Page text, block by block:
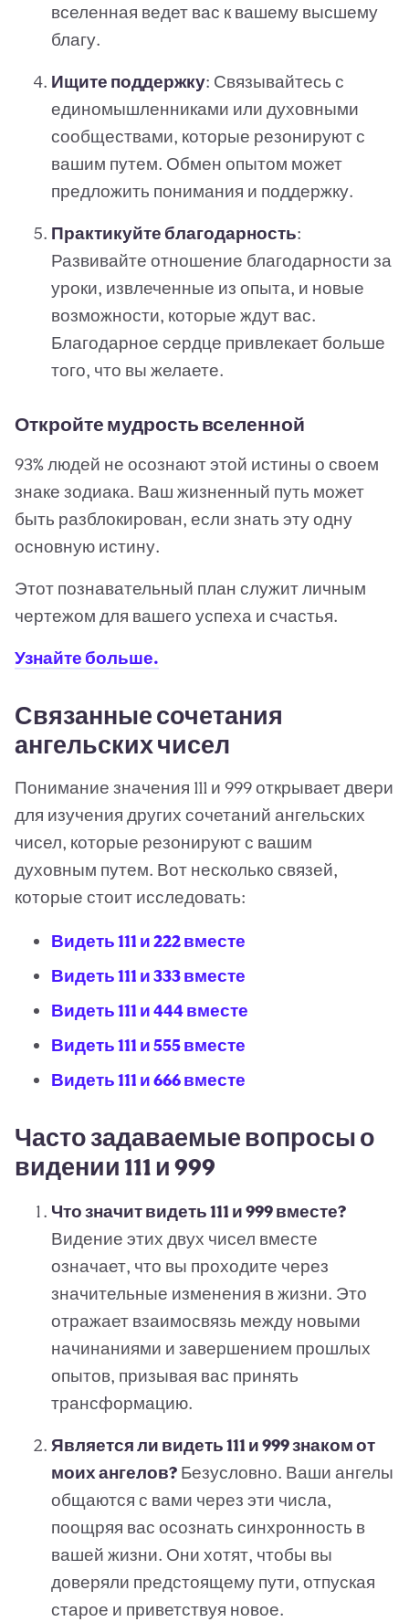
вселенная ведет вас к вашему высшему
благу.
Ищите поддержку: Связывайтесь с
единомышленниками или духовными
сообществами, которые резонируют с
вашим путем. Обмен опытом может
предложить понимания и поддержку.
Практикуйте благодарность:
Развивайте отношение благодарности за
уроки, извлеченные из опыта, и новые
возможности, которые ждут вас.
Благодарное сердце привлекает больше
того, что вы желаете.
Откройте мудрость вселенной
93% людей не осознают этой истины о своем
знаке зодиака. Ваш жизненный путь может
быть разблокирован, если знать эту одну
основную истину.
Этот познавательный план служит личным
чертежом для вашего успеха и счастья.
Узнайте больше.
Связанные сочетания
ангельских чисел
Понимание значения 111 и 999 открывает двери
для изучения других сочетаний ангельских
чисел, которые резонируют с вашим
духовным путем. Вот несколько связей,
которые стоит исследовать:
Видеть 111 и 222 вместе
Видеть 111 и 333 вместе
Видеть 111 и 444 вместе
Видеть 111 и 555 вместе
Видеть 111 и 666 вместе
Часто задаваемые вопросы о
видении 111 и 999
Что значит видеть 111 и 999 вместе?
Видение этих двух чисел вместе
означает, что вы проходите через
значительные изменения в жизни. Это
отражает взаимосвязь между новыми
начинаниями и завершением прошлых
опытов, призывая вас принять
трансформацию.
Является ли видеть 111 и 999 знаком от
моих ангелов? Безусловно. Ваши ангелы
общаются с вами через эти числа,
поощряя вас осознать синхронность в
вашей жизни. Они хотят, чтобы вы
доверяли предстоящему пути, отпуская
старое и приветствуя новое.